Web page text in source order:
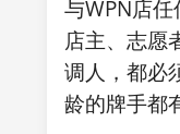
与WPN店
店主、志愿
调人，都必
龄的牌手都